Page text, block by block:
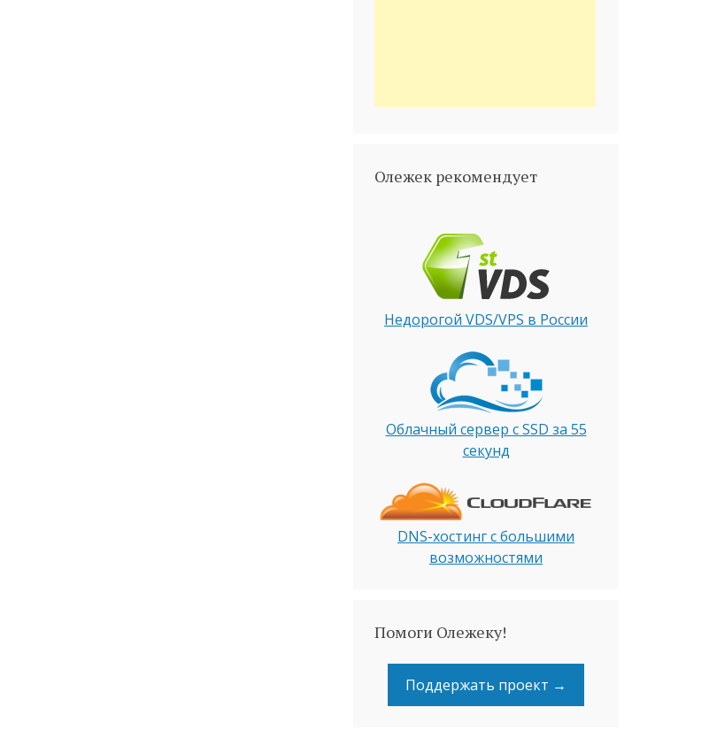
Олежек рекомендует
Недорогой VDS/VPS в России
Облачный сервер с SSD за 55
секунд
DNS-хостинг с большими
возможностями
Помоги Олежеку!
Поддержать проект →